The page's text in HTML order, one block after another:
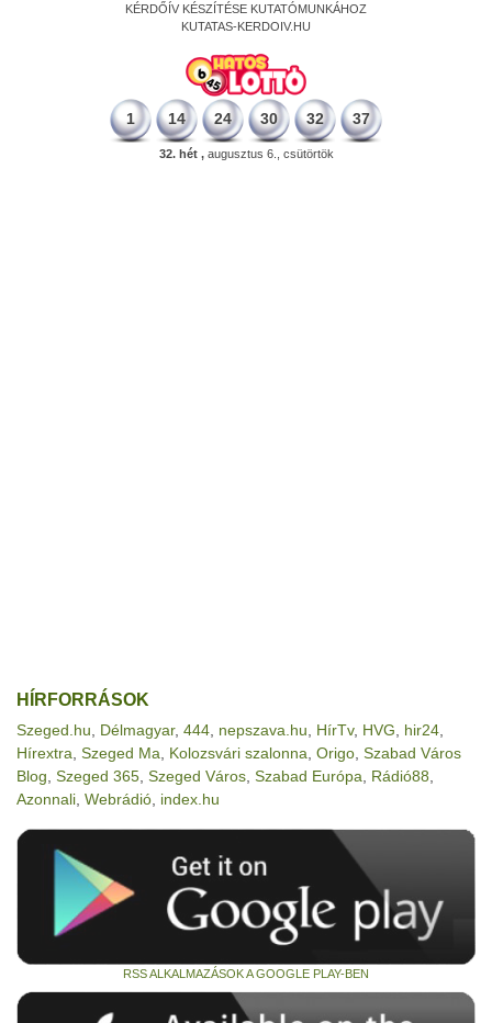
KÉRDŐÍV KÉSZÍTÉSE KUTATÓMUNKÁHOZ
KUTATAS-KERDOIV.HU
1 14 24 30 32 37
32. hét ,augusztus 6., csütörtök
HÍRFORRÁSOK
Szeged.hu Délmagyar, 444 nepszava.hu HírTv, HVG hir24
Hírextra Szeged Ma Kolozsvári szalonna Origo Szabad Város
Blog Szeged 365 Szeged Város Szabad Európa Rádió88
Azonnali Webrádió index.hu
RSS ALKALMAZÁSOK A GOOGLE PLAY-BEN